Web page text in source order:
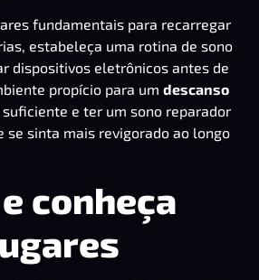
fundamentais para recarregar
estabeleça uma rotina de sono
dispositivos eletrônicos antes de
propício para um descanso
suficiente e ter um sono reparador
se sinta mais revigorado ao longo
conheça